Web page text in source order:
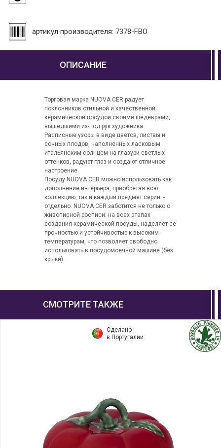
артикул производителя: 7378-FBO
ОПИСАНИЕ
Торговая марка NUOVA CER радует
поклонников стильной и качественной
керамической посудой своими шедеврами,
вышедшими из-под рук художника.
Расписные узоры в виде цветов, листвы и
сочных плодов, наполненных ласковым
итальянским солнцем на глазури светлых
оттенков, радуют глаз и создают отличное
настроение.
Посуду NUOVA CER можно использовать как
дополнение интерьера, приобретая всю
коллекцию, так и каждый предмет серии -
отдельно. NUOVA CER заботится не только о
живописной росписи: на всех этапах
создания керамической посуды, наделяет ее
прочностью и устойчивостью к высоким
температурам, что позволяет свободно
использовать в посудомоечной машине (без
крыки).
СМОТРИТЕ ТАКЖЕ
Сделано
в Португалии